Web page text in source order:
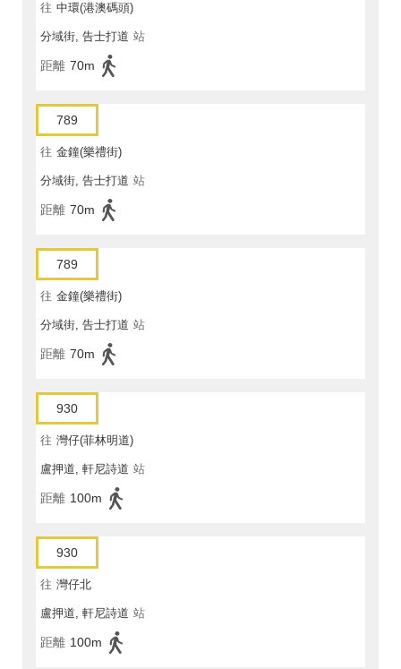
往 中環(港澳碼頭)
分域街, 告士打道 站
距離 70m
789
往 金鐘(樂禮街)
分域街, 告士打道 站
距離 70m
789
往 金鐘(樂禮街)
分域街, 告士打道 站
距離 70m
930
往 灣仔(菲林明道)
盧押道, 軒尼詩道 站
距離 100m
930
往 灣仔北
盧押道, 軒尼詩道 站
距離 100m